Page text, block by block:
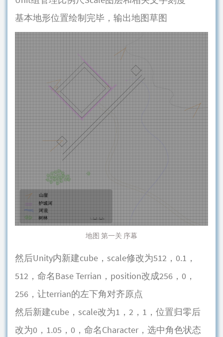
基本地形位置绘制完毕，输出地图草图
地图 第一关 序幕
然后Unity内新建cube，scale修改为512，0.1，
512，命名Base Terrian，position改成256，0，
256，让terrian的左下角对齐原点
然后新建cube，scale改为1，2，1，位置归零后
改为0，1.05，0，命名Character，选中角色状态